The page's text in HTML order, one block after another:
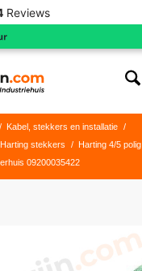
Reviews
/ Kabel, stekkers en installatie
/
Harting stekkers / Harting 4/5 polig
09200035422